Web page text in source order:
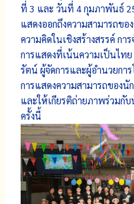
ที่ 3 และ วันที่ 4 กุมภาพันธ์
แสดงออกถึงความสามารถข
ความคิดในเชิงสร้างสรรค์ กา
การแสดงที่เน้นความเป็นไท
รัตน์ ผู้จัดการและผู้อำนวยกา
การแสดงความสามารถของนั
และให้เกียรติถ่ายภาพร่วมกั
ครั้งนี้